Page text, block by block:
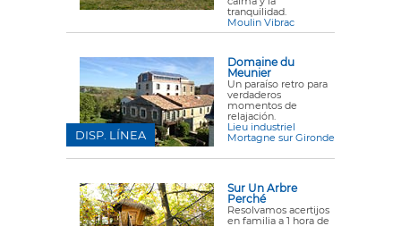
tranquilidad.
Moulin Vibrac
Domaine du
Meunier
Un paraíso retro para
verdaderos
momentos de
relajación.
Lieu industriel
Mortagne sur Gironde
DISP. LÍNEA
Sur Un Arbre
Perché
Resolvamos acertijos
en familia a 1 hora de